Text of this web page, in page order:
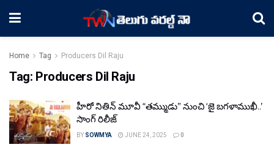
Home Tag Producers Dil Raju
Tag: Producers Dil Raju
హీరో నితిన్ మూవీ “తమ్ముడు” నుంచి ‘జై బగళాముఖీ..’
సాంగ్ రిలీజ్
BY SOWMYA JUNE 24, 2025 0